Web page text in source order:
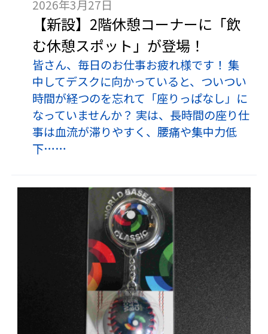
2026年3月27日
【新設】2階休憩コーナーに「飲
む休憩スポット」が登場！
皆さん、毎日のお仕事お疲れ様です！ 集
中してデスクに向かっていると、ついつい
時間が経つのを忘れて「座りっぱなし」に
なっていませんか？ 実は、長時間の座り仕
事は血流が滞りやすく、腰痛や集中力低
下……